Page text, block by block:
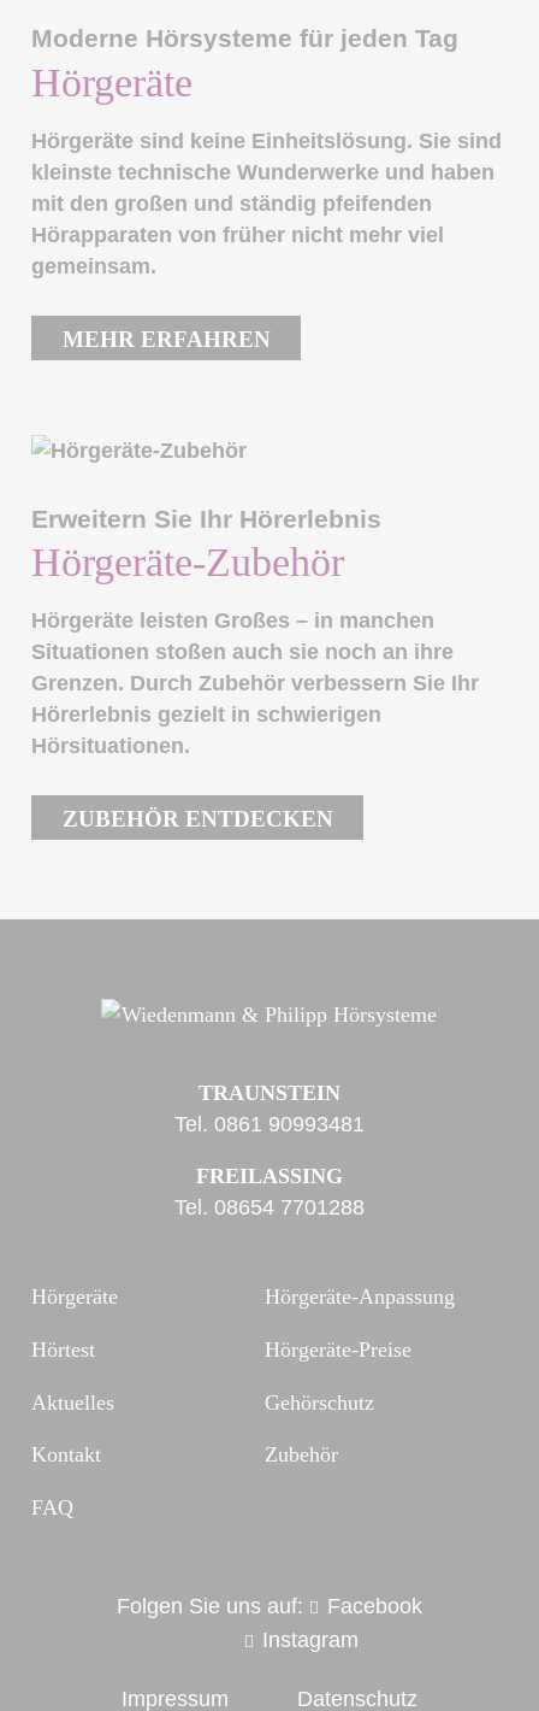
Moderne Hörsysteme für jeden Tag
Hörgeräte
Hörgeräte sind keine Einheitslösung. Sie sind
kleinste technische Wunderwerke und haben
mit den großen und ständig pfeifenden
Hörapparaten von früher nicht mehr viel
gemeinsam.
MEHR ERFAHREN
Erweitern Sie Ihr Hörerlebnis
Hörgeräte-Zubehör
Hörgeräte leisten Großes – in manchen
Situationen stoßen auch sie noch an ihre
Grenzen. Durch Zubehör verbessern Sie Ihr
Hörerlebnis gezielt in schwierigen
Hörsituationen.
ZUBEHÖR ENTDECKEN
TRAUNSTEIN
Tel. 0861 90993481
FREILASSING
Tel. 08654 7701288
Hörgeräte
Hörtest
Aktuelles
Kontakt
FAQ
Hörgeräte-Anpassung
Hörgeräte-Preise
Gehörschutz
Zubehör
Impressum Datenschutz
Folgen Sie uns auf:
Facebook
Instagram